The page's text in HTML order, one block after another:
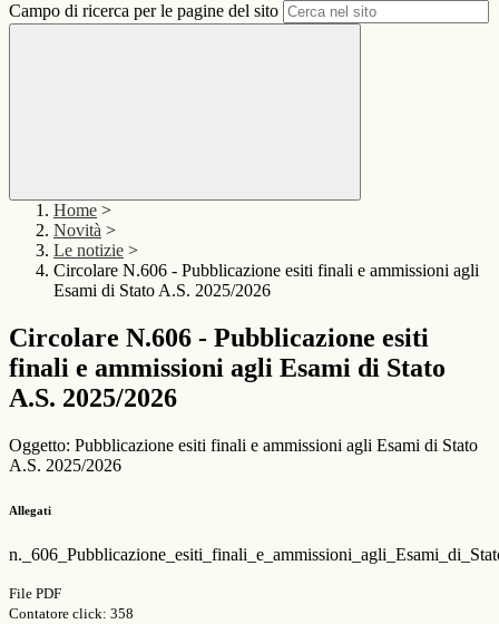
Campo di ricerca per le pagine del sito
Home >
Novità >
Le notizie >
Circolare N.606 - Pubblicazione esiti finali e ammissioni agli
Esami di Stato A.S. 2025/2026
Circolare N.606 - Pubblicazione esiti
finali e ammissioni agli Esami di Stato
A.S. 2025/2026
Oggetto: Pubblicazione esiti finali e ammissioni agli Esami di Stato
A.S. 2025/2026
Allegati
File PDF
Contatore click: 358